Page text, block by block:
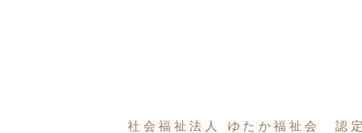
社会福祉法人 ゆたか福祉会 認